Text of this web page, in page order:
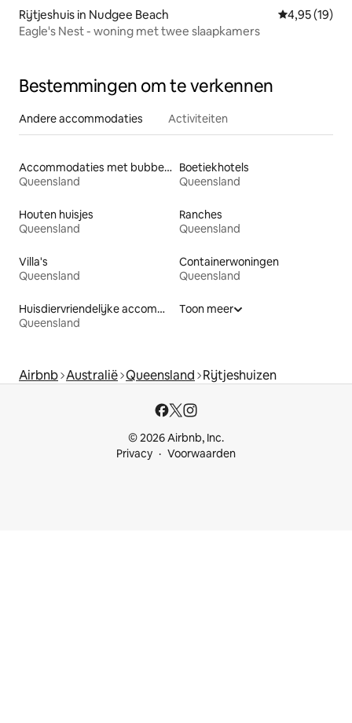
Rijtjeshuis in Nudgee Beach Gemiddelde
4,95 (19)
Eagle's Nest - woning met twee slaapkamers
Bestemmingen om te verkennen
Andere accommodaties Activiteiten
Accommodaties met bubbelbad
Queensland
Boetiekhotels
Queensland
Houten huisjes
Queensland
Ranches
Queensland
Villa's
Queensland
Containerwoningen
Queensland
Huisdiervriendelijke accommodaties
Queensland
Toon meer
Airbnb Australië Queensland Rijtjeshuizen
© 2026 Airbnb, Inc.
Privacy
Voorwaarden